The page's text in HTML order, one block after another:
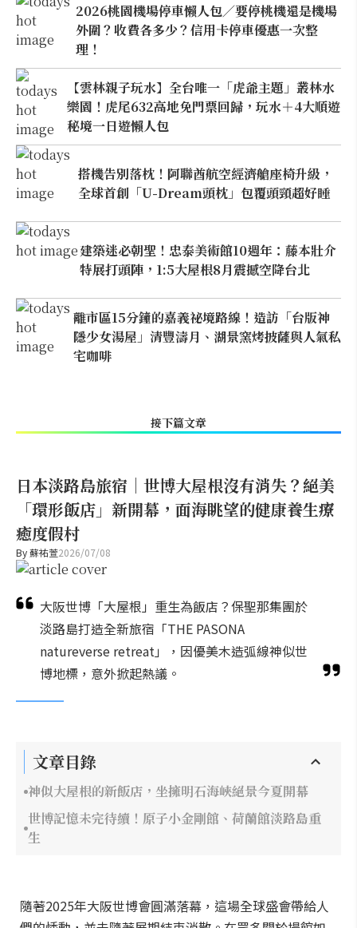
2026桃園機場停車懶人包／要停桃機還是機場
外圍？收費各多少？信用卡停車優惠一次整
理！
【雲林親子玩水】全台唯一「虎爺主題」叢林水
樂園！虎尾632高地免門票回歸，玩水＋4大順遊
秘境一日遊懶人包
搭機告別落枕！阿聯酋航空經濟艙座椅升級，
全球首創「U-Dream頭枕」包覆頭頸超好睡
建築迷必朝聖！忠泰美術館10週年：藤本壯介
特展打頭陣，1:5大屋根8月震撼空降台北
離市區15分鐘的嘉義祕境路線！造訪「台版神
隱少女湯屋」清豐濤月、湖景窯烤披薩與人氣私
宅咖啡
接下篇文章
日本淡路島旅宿｜世博大屋根沒有消失？絕美
「環形飯店」新開幕，面海眺望的健康養生療
癒度假村
By蘇祐萱2026/07/08
大阪世博「大屋根」重生為飯店？保聖那集團於
淡路島打造全新旅宿「THE PASONA
natureverse retreat」，因優美木造弧線神似世
博地標，意外掀起熱議。
文章目錄
神似大屋根的新飯店，坐擁明石海峽絕景今夏開幕
世博記憶未完待續！原子小金剛館、荷蘭館淡路島重
生
隨著2025年大阪世博會圓滿落幕，這場全球盛會帶給人